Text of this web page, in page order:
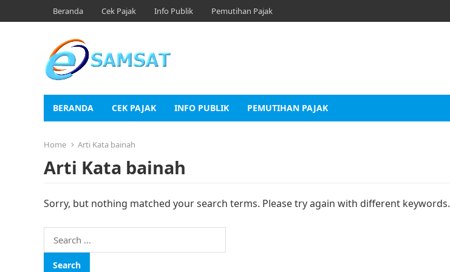
Beranda Cek Pajak Info Publik Pemutihan Pajak
BERANDA CEK PAJAK INFO PUBLIK PEMUTIHAN PAJAK
Home Arti Kata bainah
Arti Kata bainah
Sorry, but nothing matched your search terms. Please try again with different keywords.
Search
for: